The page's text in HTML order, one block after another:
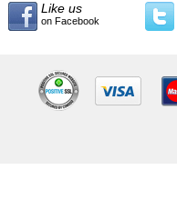
Like us
on Facebook